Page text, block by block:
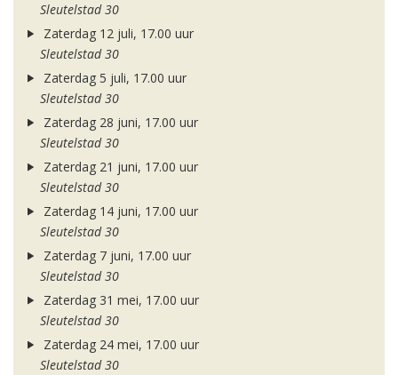
Sleutelstad 30
Zaterdag 12 juli, 17.00 uur
Sleutelstad 30
Zaterdag 5 juli, 17.00 uur
Sleutelstad 30
Zaterdag 28 juni, 17.00 uur
Sleutelstad 30
Zaterdag 21 juni, 17.00 uur
Sleutelstad 30
Zaterdag 14 juni, 17.00 uur
Sleutelstad 30
Zaterdag 7 juni, 17.00 uur
Sleutelstad 30
Zaterdag 31 mei, 17.00 uur
Sleutelstad 30
Zaterdag 24 mei, 17.00 uur
Sleutelstad 30